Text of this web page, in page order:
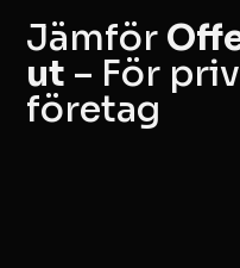
Jämför
ut – För
företag